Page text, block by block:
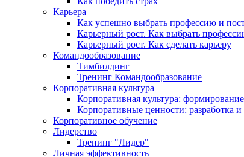
Карьера
Как успешно выбрать профессию и
Карьерный рост. Как выбрать
Карьерный рост. Как сделать карьеру
Командообразование
Тимбилдинг
Тренинг Командообразование
Корпоративная культура
Корпоративная культура:
Корпоративные ценности: разработка
Корпоративное обучение
Лидерство
Тренинг "Лидер"
Личная эффективность